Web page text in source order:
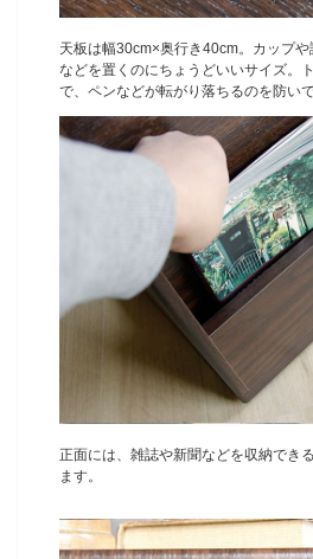
天板は幅30cm×奥行き40cm。カップ
などを置くのにちょうどいいサイズ。
で、ペンなどが転がり落ちるのを防いで
正面には、雑誌や新聞などを収納でき
ます。